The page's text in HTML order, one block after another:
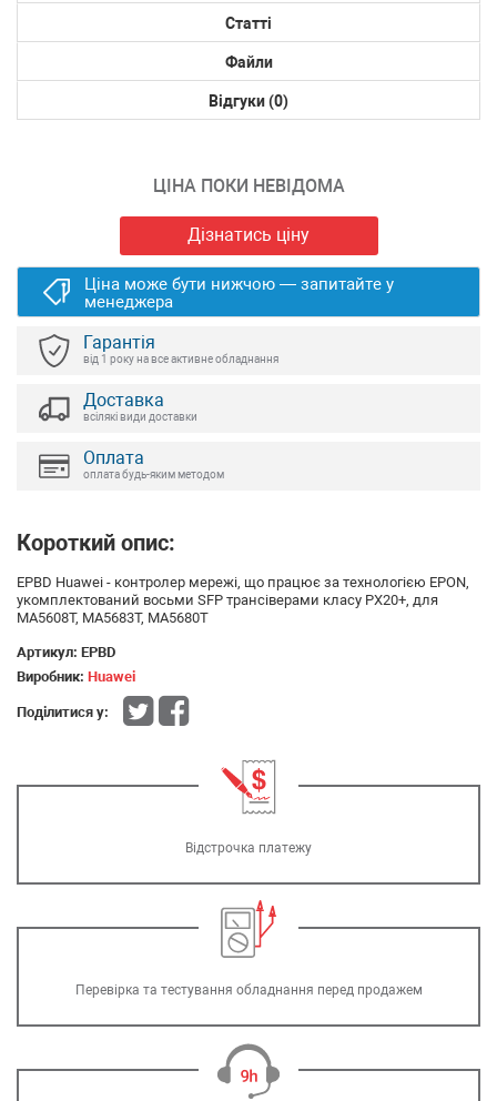
Статті
Файли
Відгуки (0)
ЦІНА ПОКИ НЕВІДОМА
Дізнатись ціну
Ціна може бути нижчою — запитайте у
менеджера
Гарантія
від 1 року на все активне обладнання
Доставка
всілякі види доставки
Оплата
оплата будь-яким методом
Короткий опис:
EPBD Huawei - контролер мережі, що працює за технологією EPON,
укомплектований восьми SFP трансіверами класу PX20+, для
MA5608T, MA5683T, MA5680T
Артикул: EPBD
Виробник: Huawei
Поділитися у:
Відстрочка платежу
Перевірка та тестування обладнання перед продажем